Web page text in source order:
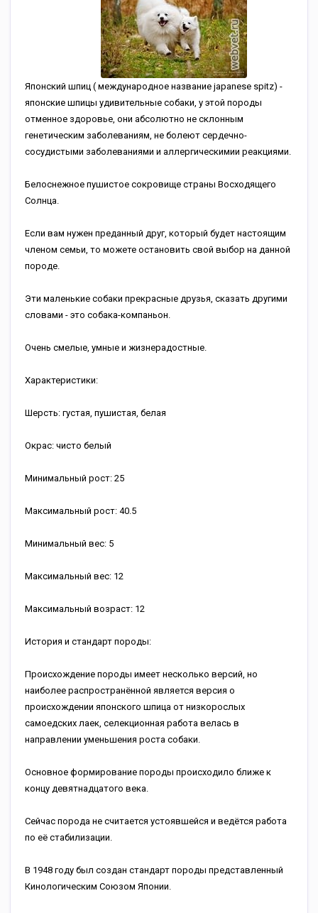
Японский шпиц ( международное название japanese spitz) -
японские шпицы удивительные собаки, у этой породы
отменное здоровье, они абсолютно не склонным
генетическим заболеваниям, не болеют сердечно-
сосудистыми заболеваниями и аллергическимии реакциями.
Белоснежное пушистое сокровище страны Восходящего
Солнца.
Если вам нужен преданный друг, который будет настоящим
членом семьи, то можете остановить свой выбор на данной
породе.
Эти маленькие собаки прекрасные друзья, сказать другими
словами - это собака-компаньон.
Очень смелые, умные и жизнерадостные.
Характеристики:
Шерсть: густая, пушистая, белая
Окрас: чисто белый
Минимальный рост: 25
Максимальный рост: 40.5
Минимальный вес: 5
Максимальный вес: 12
Максимальный возраст: 12
История и стандарт породы:
Происхождение породы имеет несколько версий, но
наиболее распространённой является версия о
происхождении японского шпица от низкорослых
самоедских лаек, селекционная работа велась в
направлении уменьшения роста собаки.
Основное формирование породы происходило ближе к
концу девятнадцатого века.
Сейчас порода не считается устоявшейся и ведётся работа
по её стабилизации.
В 1948 году был создан стандарт породы представленный
Кинологическим Союзом Японии.